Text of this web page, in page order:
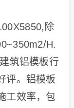
除
H.
筑铝模板行
评。铝模板
工效率，包